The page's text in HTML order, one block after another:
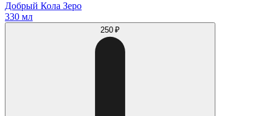
Добрый Кола Зеро
330 мл
250 ₽